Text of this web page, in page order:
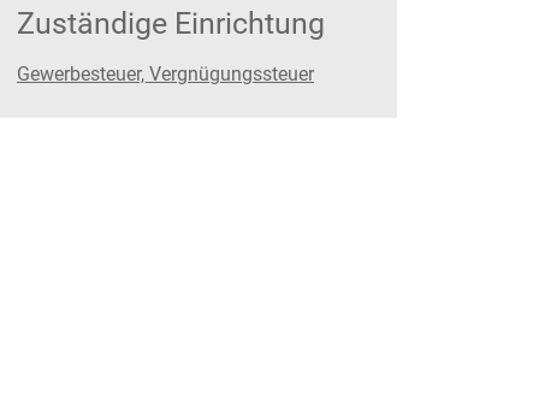
Zuständige Einrichtung
Gewerbesteuer, Vergnügungssteuer